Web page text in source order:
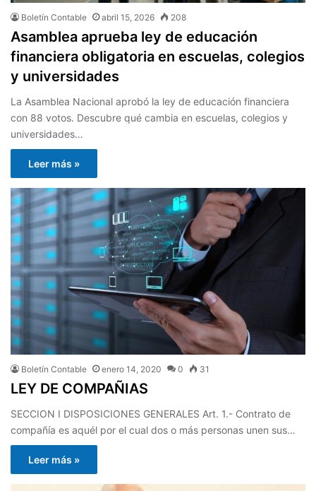
Boletín Contable abril 15, 2026 208
Asamblea aprueba ley de educación
financiera obligatoria en escuelas, colegios
y universidades
La Asamblea Nacional aprobó la ley de educación financiera
con 88 votos. Descubre qué cambia en escuelas, colegios y
universidades…
Leer más »
Boletín Contable enero 14, 2020 0 31
LEY DE COMPAÑIAS
SECCION I DISPOSICIONES GENERALES Art. 1.- Contrato de
compañía es aquél por el cual dos o más personas unen sus…
Leer más »